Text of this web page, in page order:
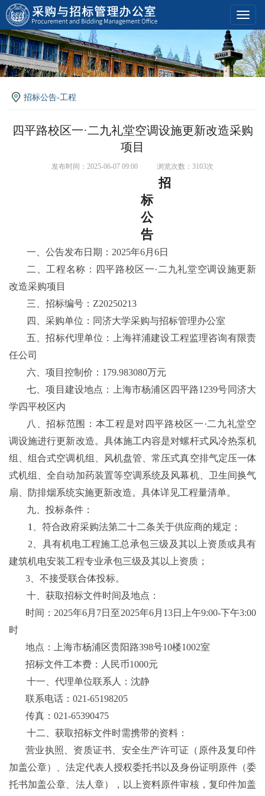
招标公告-工程
四平路校区一·二九礼堂空调设施更新改造采购
项目
发布时间：2025-06-07 09:00 浏览次数：3103次
招
标
公
告
一、公告发布日期： 2025年6月 6日
二、工程名称：四平路校区一·二九礼堂空调设施更新
改造采购项目
三、招标编号： Z20250213
四、采购单位：同济大学采购与招标管理办公室
五、招标代理单位：上海祥浦建设工程监理咨询有限责
任公司
六、项目控制价： 179.983080万元
七、项目建设地点：上海市杨浦区四平路1239号同济大
学四平校区内
八、招标范围：本工程是对四平路校区一·二九礼堂空
调设施进行更新改造。具体施工内容是对螺杆式风冷热泵机
组、组合式空调机组、风机盘管、常压式真空排气定压一体
式机组、全自动加药装置等空调系统及风幕机、卫生间换气
扇、防排烟系统实施更新改造。具体详见工程量清单。
九、投标条件：
1
、符合政府采购法第二十二条关于供应商的规定；
2 、具有机电工程施工总承包三级及其以上资质或具有
建筑机电安装工程专业承包三级及其以上资质；
3 、不接受联合体投标。
十、获取招标文件时间及地点：
时间： 2025年6月 7日至2025年6月 13日上午9:00-下午3:00
时
地点：上海市杨浦区贵阳路398号10楼1002室
招标文件工本费：人民币1000元
十一、代理单位联系人：沈静
联系电话： 021-65198205
传真： 021-65390475
十二、获取招标文件时需携带的资料：
营业执照、资质证书、安全生产许可证（原件及复印件
加盖公章）、法定代表人授权委托书以及身份证明原件（委
托书加盖公章、法人章），以上资料原件审核，复印件加盖